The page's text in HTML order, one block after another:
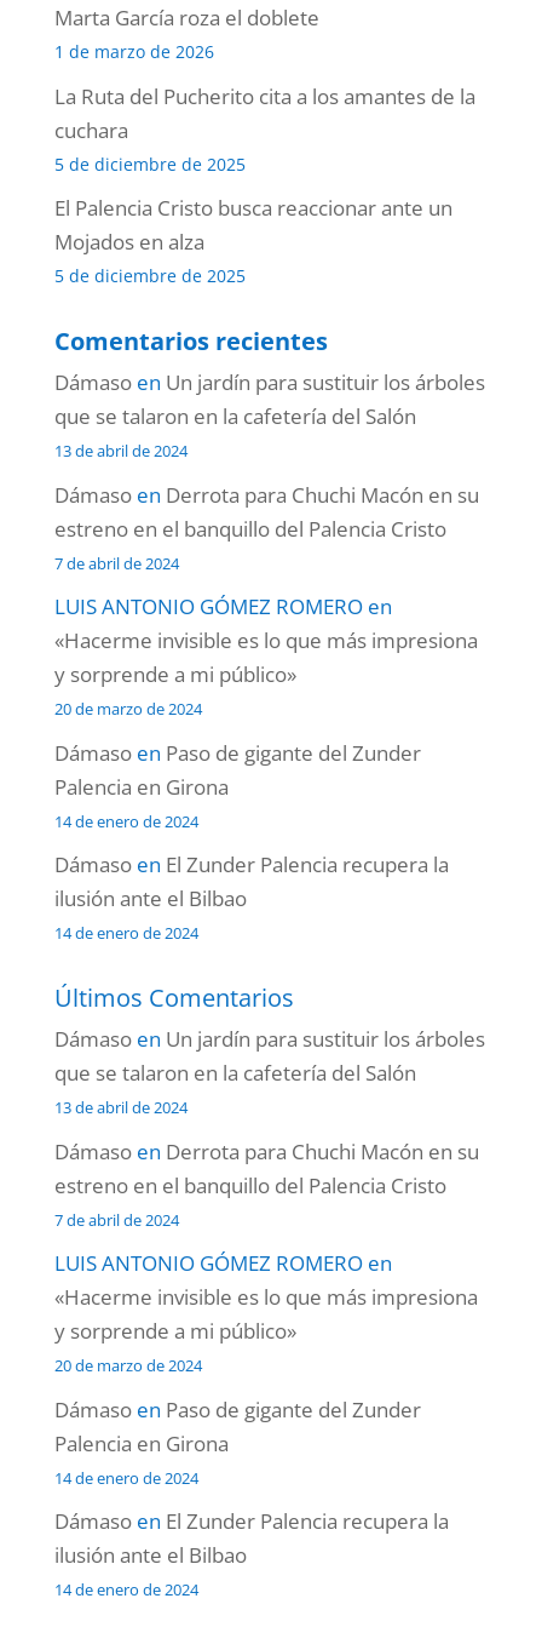
Marta García roza el doblete
1 de marzo de 2026
La Ruta del Pucherito cita a los amantes de la
cuchara
5 de diciembre de 2025
El Palencia Cristo busca reaccionar ante un
Mojados en alza
5 de diciembre de 2025
Comentarios recientes
Dámasoen Un jardín para sustituir los árboles
que se talaron en la cafetería del Salón
13 de abril de 2024
Dámasoen Derrota para Chuchi Macón en su
estreno en el banquillo del Palencia Cristo
7 de abril de 2024
LUIS ANTONIO GÓMEZ ROMEROen
«Hacerme invisible es lo que más impresiona
y sorprende a mi público»
20 de marzo de 2024
Dámasoen Paso de gigante del Zunder
Palencia en Girona
14 de enero de 2024
Dámasoen El Zunder Palencia recupera la
ilusión ante el Bilbao
14 de enero de 2024
Últimos Comentarios
Dámasoen Un jardín para sustituir los árboles
que se talaron en la cafetería del Salón
13 de abril de 2024
Dámasoen Derrota para Chuchi Macón en su
estreno en el banquillo del Palencia Cristo
7 de abril de 2024
LUIS ANTONIO GÓMEZ ROMEROen
«Hacerme invisible es lo que más impresiona
y sorprende a mi público»
20 de marzo de 2024
Dámasoen Paso de gigante del Zunder
Palencia en Girona
14 de enero de 2024
Dámasoen El Zunder Palencia recupera la
ilusión ante el Bilbao
14 de enero de 2024